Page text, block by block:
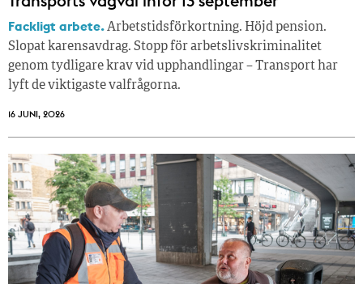
Fackligt arbete.Arbetstidsförkortning. Höjd pension.
Slopat karensavdrag. Stopp för arbetslivskriminalitet
genom tydligare krav vid upphandlingar – Transport har
lyft de viktigaste valfrågorna.
16 JUNI, 2026